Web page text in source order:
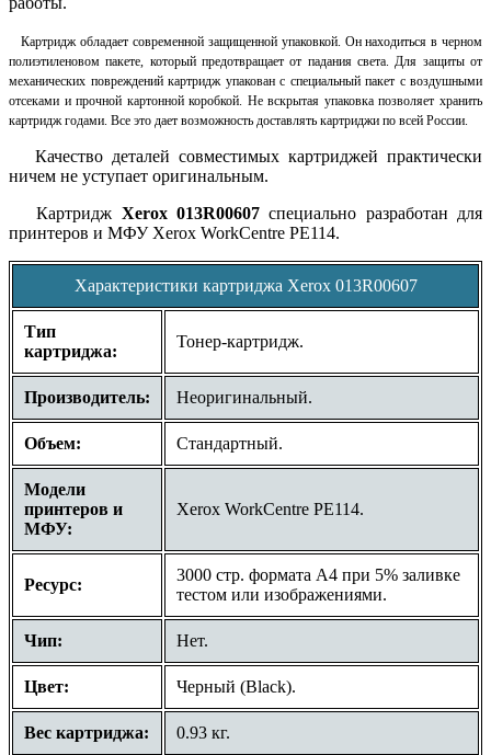
Картридж обладает современной защищенной упаковкой. Он находиться в черном
полиэтиленовом пакете, который предотвращает от падания света. Для защиты от
механических повреждений картридж упакован с специальный пакет с воздушными
отсеками и прочной картонной коробкой. Не вскрытая упаковка позволяет хранить
картридж годами. Все это дает возможность доставлять картриджи по всей России.
Качество деталей совместимых картриджей практически
ничем не уступает оригинальным.
Картридж Xerox 013R00607специально разработан для
принтеров и МФУ Xerox WorkCentre PE114.
Характеристики картриджа Xerox 013R00607
Тип
картриджа:
Тонер-картридж.
Производитель: Неоригинальный.
Объем: Стандартный.
Модели
принтеров и
МФУ:
Xerox WorkCentre PE114.
Ресурс:
3000 стр. формата A4 при 5% заливке
тестом или изображениями.
Чип: Нет.
Цвет: Черный (Black).
Вес картриджа: 0.93 кг.